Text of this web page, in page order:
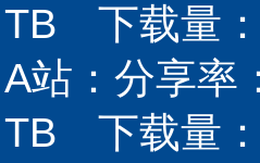
TB 下载量
A站：分享
TB 下载量